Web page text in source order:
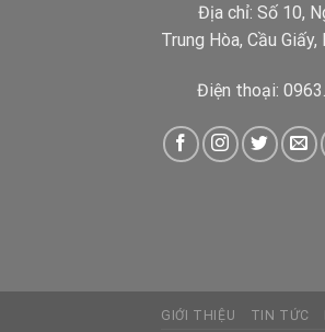
Địa chỉ: Số 10,
Trung Hòa, Cầu Giấy,
Điện thoại:
GIỚI THIỆU TIN TỨC